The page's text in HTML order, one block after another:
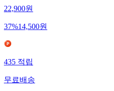
22,900원
37%14,500원
435적립
무료배송